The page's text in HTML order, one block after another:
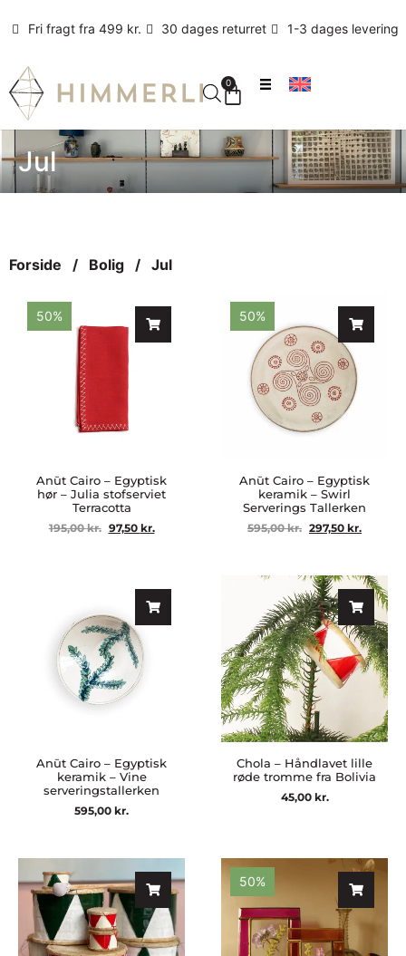
Fri fragt fra 499 kr. 30 dages returret 1-3 dages levering
0
Jul
Forside / Bolig / Jul
50%
Anūt Cairo – Egyptisk
hør – Julia stofserviet
Terracotta
195,00kr. 97,50 kr.
50%
Anūt Cairo – Egyptisk
keramik – Swirl
Serverings Tallerken
595,00kr. 297,50 kr.
Anūt Cairo – Egyptisk
keramik – Vine
serveringstallerken
595,00 kr.
Chola – Håndlavet lille
røde tromme fra Bolivia
45,00 kr.
50%